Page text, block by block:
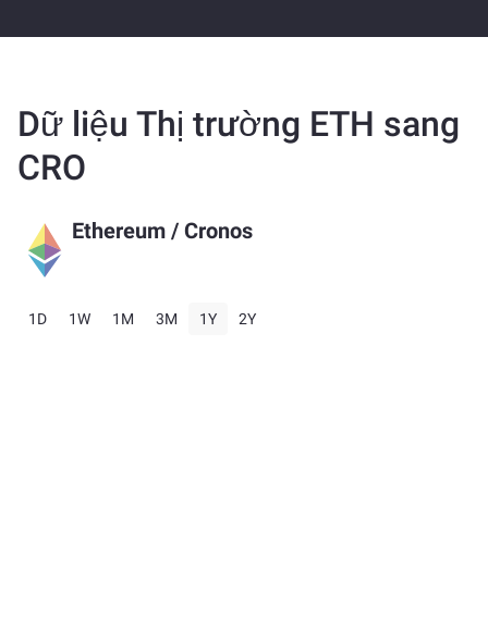
Dữ liệu Thị trường ETH sang
CRO
Ethereum / Cronos
1D 1W 1M 3M 1Y 2Y